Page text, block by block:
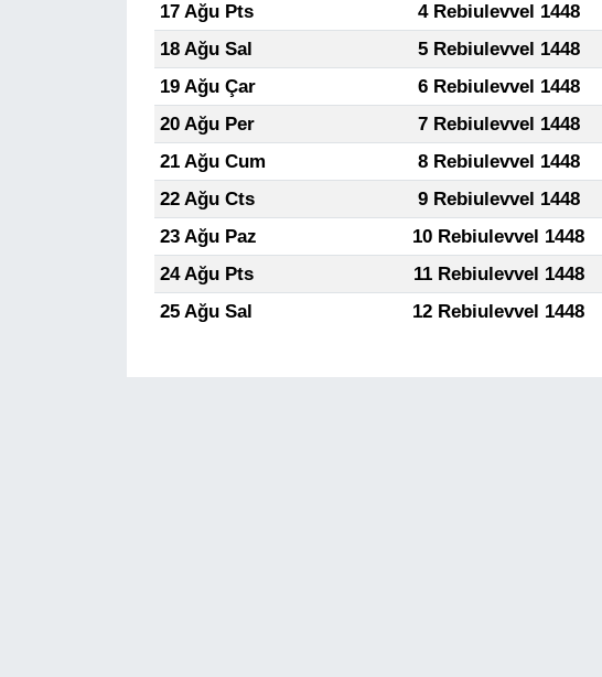
17 Ağu Pts
4 Rebiulevvel 1448
18 Ağu Sal
5 Rebiulevvel 1448
19 Ağu Çar
6 Rebiulevvel 1448
20 Ağu Per
7 Rebiulevvel 1448
21 Ağu Cum
8 Rebiulevvel 1448
22 Ağu Cts
9 Rebiulevvel 1448
23 Ağu Paz
10 Rebiulevvel 1448
24 Ağu Pts
11 Rebiulevvel 1448
25 Ağu Sal
12 Rebiulevvel 1448